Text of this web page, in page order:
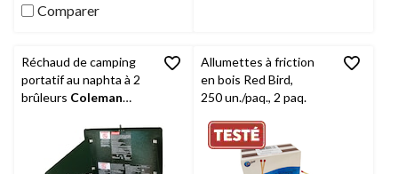
Comparer
Réchaud de camping
portatif au naphta à 2
brûleurs Coleman
Allumettes à friction
en bois Red Bird,
250 un./paq., 2 paq.